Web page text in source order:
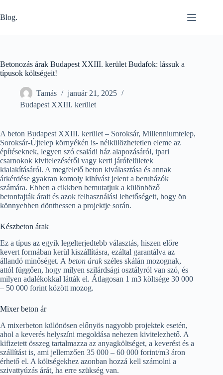
to
content
Blog.
Betonozás árak Budapest XXIII. kerület Budafok: lássuk a
típusok költségeit!
Tamás
január 21, 2025
Budapest XXIII. kerület
A beton Budapest XXIII. kerület – Soroksár, Millenniumtelep,
Soroksár-Újtelep környékén is- nélkülözhetetlen eleme az
építéseknek, legyen szó családi ház alapozásáról, ipari
csarnokok kivitelezéséről vagy kerti járófelületek
kialakításáról. A megfelelő beton kiválasztása és annak
árkérdése gyakran komoly kihívást jelent a beruházók
számára. Ebben a cikkben bemutatjuk a különböző
betonfajták árait és azok felhasználási lehetőségeit, hogy ön
könnyebben dönthessen a projektje során.
Készbeton árak
Ez a típus az egyik legelterjedtebb választás, hiszen előre
kevert formában kerül kiszállításra, ezáltal garantálva az
állandó minőséget. A beton árak széles skálán mozognak,
attól függően, hogy milyen szilárdsági osztályról van szó, és
milyen adalékokkal látták el. Átlagosan 1 m3 költsége 30 000
– 50 000 forint között mozog.
Mixer beton ár
A mixerbeton különösen előnyös nagyobb projektek esetén,
ahol a keverés helyszíni megoldása nehezen kivitelezhető. A
kifizetett összeg tartalmazza az anyagköltséget, a keverést és a
szállítást is, ami jellemzően 35 000 – 60 000 forint/m3 áron
érhető el. A költségekhez azonban hozzá kell számolni a
szivattyúzás árát, ha erre szükség van.